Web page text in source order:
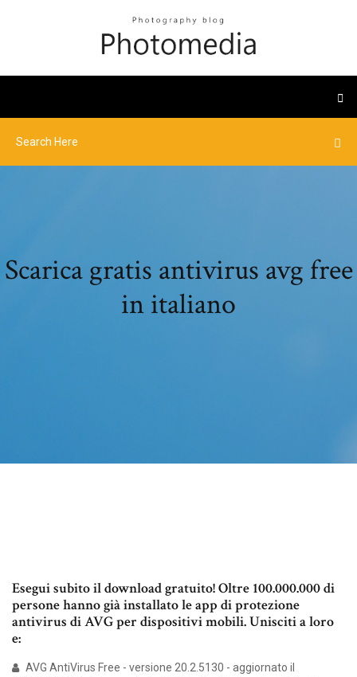
Scarica gratis antivirus avg free
in italiano
Esegui subito il download gratuito! Oltre 100.000.000 di
persone hanno già installato le app di protezione
antivirus di AVG per dispositivi mobili. Unisciti a loro
e:
AVG AntiVirus Free - versione 20.2.5130 - aggiornato il